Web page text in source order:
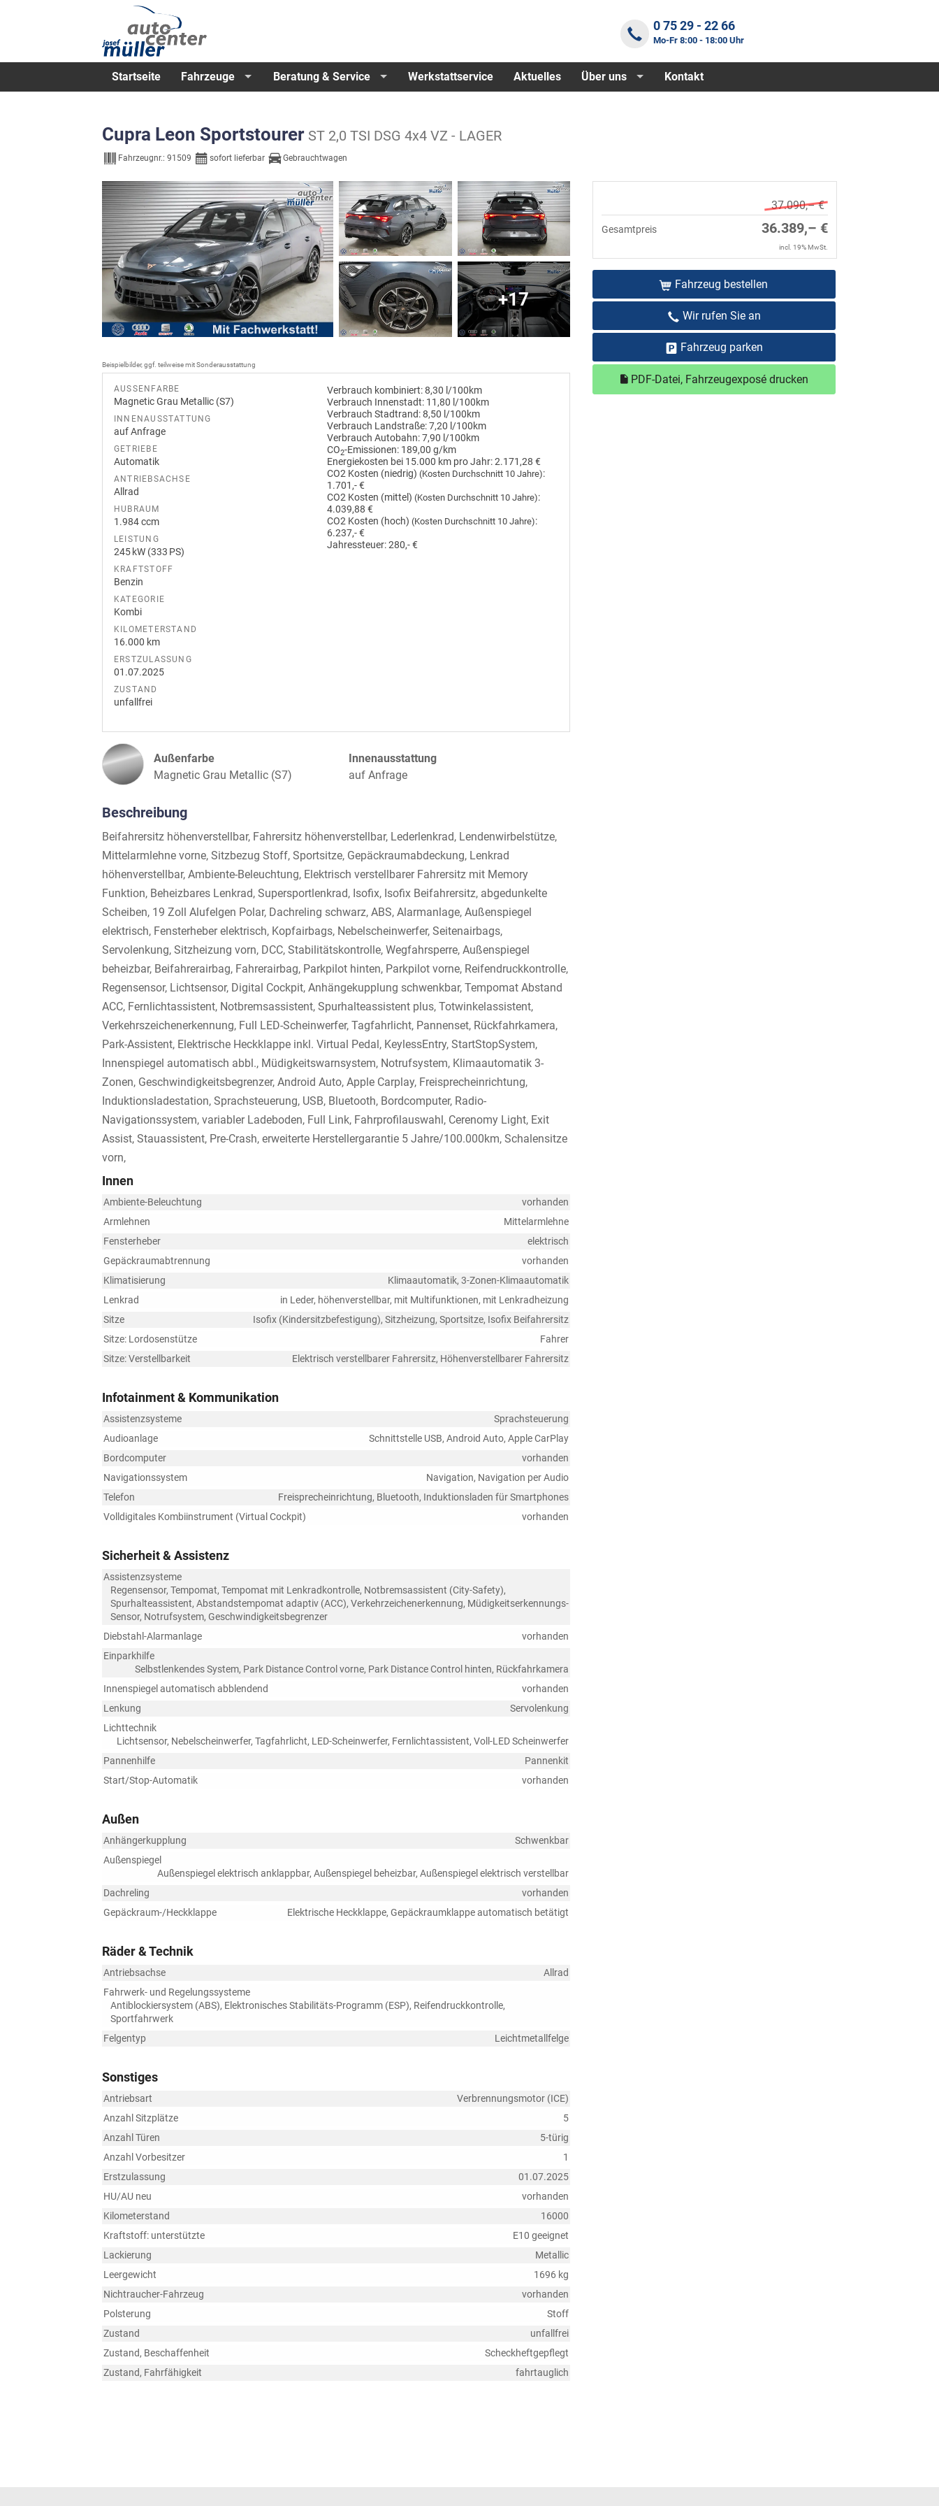
0 75 29 - 22 66
Mo-Fr 8:00 - 18:00 Uhr
Startseite Fahrzeuge Beratung & Service Werkstattservice Aktuelles Über uns Kontakt
Cupra Leon Sportstourer ST 2,0 TSI DSG 4x4 VZ - LAGER
Fahrzeugnr.: 91509 sofort lieferbar Gebrauchtwagen
37.090,– €
Gesamtpreis 36.389,– €
incl. 19% MwSt.
Fahrzeug bestellen
Wir rufen Sie an
Fahrzeug parken
PDF-Datei, Fahrzeugexposé drucken
+17
Beispielbilder, ggf. teilweise mit Sonderausstattung
AUSSENFARBE
Magnetic Grau Metallic (S7)
INNENAUSSTATTUNG
auf Anfrage
GETRIEBE
Automatik
ANTRIEBSACHSE
Allrad
HUBRAUM
1.984 ccm
LEISTUNG
245 kW (333 PS)
KRAFTSTOFF
Benzin
KATEGORIE
Kombi
KILOMETERSTAND
16.000 km
ERSTZULASSUNG
01.07.2025
ZUSTAND
unfallfrei
Verbrauch kombiniert:8,30 l/100km
Verbrauch Innenstadt: 11,80 l/100km
Verbrauch Stadtrand:8,50 l/100km
Verbrauch Landstraße:7,20 l/100km
Verbrauch Autobahn:7,90 l/100km
CO2-Emissionen: 189,00 g/km
Energiekosten bei 15.000 km pro Jahr:2.171,28 €
CO2 Kosten (niedrig)(Kosten Durchschnitt 10 Jahre):
1.701,- €
CO2 Kosten (mittel)(Kosten Durchschnitt 10 Jahre):
4.039,88 €
CO2 Kosten (hoch)(Kosten Durchschnitt 10 Jahre):
6.237,- €
Jahressteuer:280,- €
Außenfarbe
Magnetic Grau Metallic (S7)
Innenausstattung
auf Anfrage
Beschreibung
Beifahrersitz höhenverstellbar, Fahrersitz höhenverstellbar, Lederlenkrad, Lendenwirbelstütze,
Mittelarmlehne vorne, Sitzbezug Stoff, Sportsitze, Gepäckraumabdeckung, Lenkrad
höhenverstellbar, Ambiente-Beleuchtung, Elektrisch verstellbarer Fahrersitz mit Memory
Funktion, Beheizbares Lenkrad, Supersportlenkrad, Isofix, Isofix Beifahrersitz, abgedunkelte
Scheiben, 19 Zoll Alufelgen Polar, Dachreling schwarz, ABS, Alarmanlage, Außenspiegel
elektrisch, Fensterheber elektrisch, Kopfairbags, Nebelscheinwerfer, Seitenairbags,
Servolenkung, Sitzheizung vorn, DCC, Stabilitätskontrolle, Wegfahrsperre, Außenspiegel
beheizbar, Beifahrerairbag, Fahrerairbag, Parkpilot hinten, Parkpilot vorne, Reifendruckkontrolle,
Regensensor, Lichtsensor, Digital Cockpit, Anhängekupplung schwenkbar, Tempomat Abstand
ACC, Fernlichtassistent, Notbremsassistent, Spurhalteassistent plus, Totwinkelassistent,
Verkehrszeichenerkennung, Full LED-Scheinwerfer, Tagfahrlicht, Pannenset, Rückfahrkamera,
Park-Assistent, Elektrische Heckklappe inkl. Virtual Pedal, KeylessEntry, StartStopSystem,
Innenspiegel automatisch abbl., Müdigkeitswarnsystem, Notrufsystem, Klimaautomatik 3-
Zonen, Geschwindigkeitsbegrenzer, Android Auto, Apple Carplay, Freisprecheinrichtung,
Induktionsladestation, Sprachsteuerung, USB, Bluetooth, Bordcomputer, Radio-
Navigationssystem, variabler Ladeboden, Full Link, Fahrprofilauswahl, Cerenomy Light, Exit
Assist, Stauassistent, Pre-Crash, erweiterte Herstellergarantie 5 Jahre/100.000km, Schalensitze
vorn,
Innen
Ambiente-Beleuchtung
vorhanden
Armlehnen
Mittelarmlehne
Fensterheber
elektrisch
Gepäckraumabtrennung
vorhanden
Klimatisierung
Klimaautomatik, 3-Zonen-Klimaautomatik
Lenkrad
in Leder, höhenverstellbar, mit Multifunktionen, mit Lenkradheizung
Sitze
Isofix (Kindersitzbefestigung), Sitzheizung, Sportsitze, Isofix Beifahrersitz
Sitze: Lordosenstütze
Fahrer
Sitze: Verstellbarkeit
Elektrisch verstellbarer Fahrersitz, Höhenverstellbarer Fahrersitz
Infotainment & Kommunikation
Assistenzsysteme
Sprachsteuerung
Audioanlage
Schnittstelle USB, Android Auto, Apple CarPlay
Bordcomputer
vorhanden
Navigationssystem
Navigation, Navigation per Audio
Telefon
Freisprecheinrichtung, Bluetooth, Induktionsladen für Smartphones
Volldigitales Kombiinstrument (Virtual Cockpit)
vorhanden
Sicherheit & Assistenz
Assistenzsysteme
Regensensor, Tempomat, Tempomat mit Lenkradkontrolle, Notbremsassistent (City-Safety),
Spurhalteassistent, Abstandstempomat adaptiv (ACC), Verkehrzeichenerkennung, Müdigkeitserkennungs-
Sensor, Notrufsystem, Geschwindigkeitsbegrenzer
Diebstahl-Alarmanlage
vorhanden
Einparkhilfe
Selbstlenkendes System, Park Distance Control vorne, Park Distance Control hinten, Rückfahrkamera
Innenspiegel automatisch abblendend
vorhanden
Lenkung
Servolenkung
Lichttechnik
Lichtsensor, Nebelscheinwerfer, Tagfahrlicht, LED-Scheinwerfer, Fernlichtassistent, Voll-LED Scheinwerfer
Pannenhilfe
Pannenkit
Start/Stop-Automatik
vorhanden
Außen
Anhängerkupplung
Schwenkbar
Außenspiegel
Außenspiegel elektrisch anklappbar, Außenspiegel beheizbar, Außenspiegel elektrisch verstellbar
Dachreling
vorhanden
Gepäckraum-/Heckklappe
Elektrische Heckklappe, Gepäckraumklappe automatisch betätigt
Räder & Technik
Antriebsachse
Allrad
Fahrwerk- und Regelungssysteme
Antiblockiersystem (ABS), Elektronisches Stabilitäts-Programm (ESP), Reifendruckkontrolle,
Sportfahrwerk
Felgentyp
Leichtmetallfelge
Sonstiges
Antriebsart
Verbrennungsmotor (ICE)
Anzahl Sitzplätze
5
Anzahl Türen
5-türig
Anzahl Vorbesitzer
1
Erstzulassung
01.07.2025
HU/AU neu
vorhanden
Kilometerstand
16000
Kraftstoff: unterstützte
E10 geeignet
Lackierung
Metallic
Leergewicht
1696 kg
Nichtraucher-Fahrzeug
vorhanden
Polsterung
Stoff
Zustand
unfallfrei
Zustand, Beschaffenheit
Scheckheftgepflegt
Zustand, Fahrfähigkeit
fahrtauglich